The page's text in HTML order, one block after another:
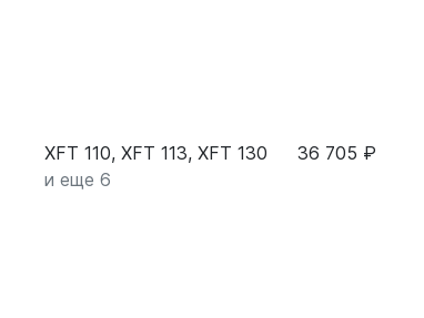
XFT 110, XFT 113, XFT 130
и еще 6
36 705 ₽